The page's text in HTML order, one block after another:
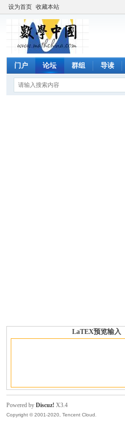
设为首页 收藏本站
门户 论坛 群组 导读
LaTEX预览输入
Powered byDiscuz! X3.4
Copyright © 2001-2020, Tencent Cloud.